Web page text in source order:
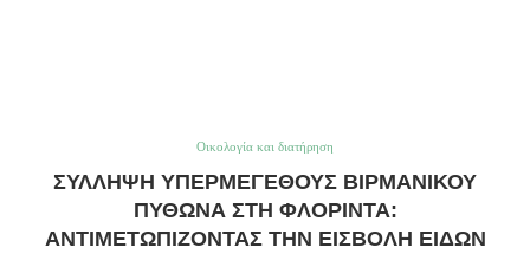
Οικολογία και διατήρηση
ΣΎΛΛΗΨΗ ΥΠΕΡΜΕΓΈΘΟΥΣ ΒΙΡΜΑΝΙΚΟΎ
ΠΎΘΩΝΑ ΣΤΗ ΦΛΌΡΙΝΤΑ:
ΑΝΤΙΜΕΤΩΠΊΖΟΝΤΑΣ ΤΗΝ ΕΙΣΒΟΛΉ ΕΙΔΏΝ